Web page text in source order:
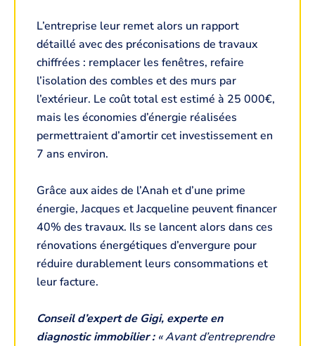
L’entreprise leur remet alors un rapport
détaillé avec des préconisations de travaux
chiffrées : remplacer les fenêtres, refaire
l’isolation des combles et des murs par
l’extérieur. Le coût total est estimé à 25 000€,
mais les économies d’énergie réalisées
permettraient d’amortir cet investissement en
7 ans environ.
Grâce aux aides de l’Anah et d’une prime
énergie, Jacques et Jacqueline peuvent financer
40% des travaux. Ils se lancent alors dans ces
rénovations énergétiques d’envergure pour
réduire durablement leurs consommations et
leur facture.
Conseil d’expert de Gigi, experte en
diagnostic immobilier :« Avant d’entreprendre